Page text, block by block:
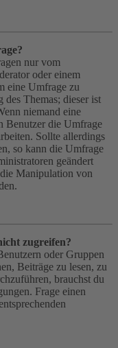
nur vom
oder einem
eine Umfrage zu
des Themas; dieser ist
niemand eine
Benutzer die Umfrage
Sollte allerdings
so kann die Umfrage
geändert
Manipulation von
zugreifen?
oder Gruppen
Beiträge zu lesen, zu
brauchst du
Frage einen